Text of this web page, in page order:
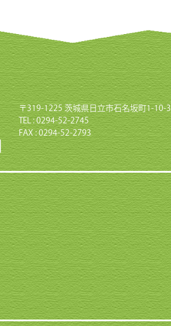
〒319-1225 茨城県日立市石名坂町1-10-3
TEL : 0294-52-2745
FAX : 0294-52-2793